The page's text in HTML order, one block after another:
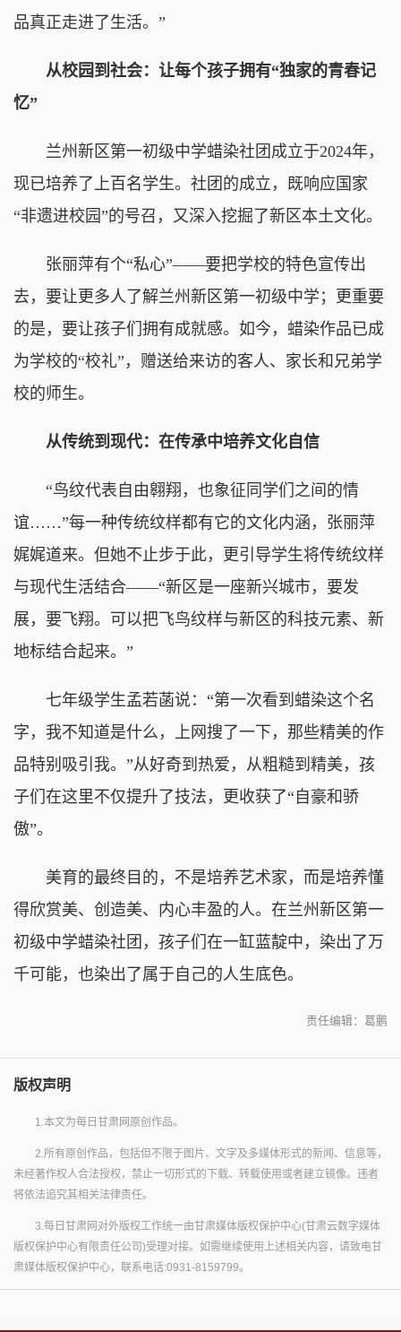
品真正走进了生活。”
从校园到社会：让每个孩子拥有“独家的青春记
忆”
兰州新区第一初级中学蜡染社团成立于2024年，
现已培养了上百名学生。社团的成立，既响应国家
“非遗进校园”的号召，又深入挖掘了新区本土文化。
张丽萍有个“私心”——要把学校的特色宣传出
去，要让更多人了解兰州新区第一初级中学；更重要
的是，要让孩子们拥有成就感。如今，蜡染作品已成
为学校的“校礼”，赠送给来访的客人、家长和兄弟学
校的师生。
从传统到现代：在传承中培养文化自信
“鸟纹代表自由翱翔，也象征同学们之间的情
谊……”每一种传统纹样都有它的文化内涵，张丽萍
娓娓道来。但她不止步于此，更引导学生将传统纹样
与现代生活结合——“新区是一座新兴城市，要发
展，要飞翔。可以把飞鸟纹样与新区的科技元素、新
地标结合起来。”
七年级学生孟若菡说：“第一次看到蜡染这个名
字，我不知道是什么，上网搜了一下，那些精美的作
品特别吸引我。”从好奇到热爱，从粗糙到精美，孩
子们在这里不仅提升了技法，更收获了“自豪和骄
傲”。
美育的最终目的，不是培养艺术家，而是培养懂
得欣赏美、创造美、内心丰盈的人。在兰州新区第一
初级中学蜡染社团，孩子们在一缸蓝靛中，染出了万
千可能，也染出了属于自己的人生底色。
责任编辑：葛鹏
版权声明
1.本文为每日甘肃网原创作品。
2.所有原创作品，包括但不限于图片、文字及多媒体形式的新闻、信息等，
未经著作权人合法授权，禁止一切形式的下载、转载使用或者建立镜像。违者
将依法追究其相关法律责任。
3.每日甘肃网对外版权工作统一由甘肃媒体版权保护中心(甘肃云数字媒体
版权保护中心有限责任公司)受理对接。如需继续使用上述相关内容，请致电甘
肃媒体版权保护中心，联系电话:0931-8159799。